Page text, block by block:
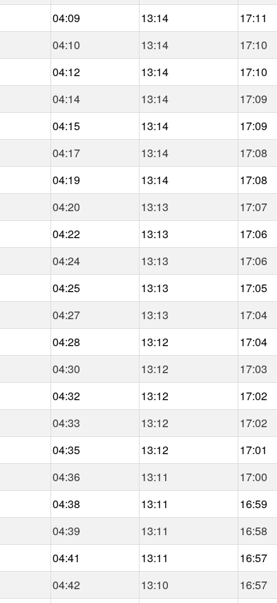
04:09 13:14 17:11
04:10 13:14 17:10
04:12 13:14 17:10
04:14 13:14 17:09
04:15 13:14 17:09
04:17 13:14 17:08
04:19 13:14 17:08
04:20 13:13 17:07
04:22 13:13 17:06
04:24 13:13 17:06
04:25 13:13 17:05
04:27 13:13 17:04
04:28 13:12 17:04
04:30 13:12 17:03
04:32 13:12 17:02
04:33 13:12 17:02
04:35 13:12 17:01
04:36 13:11 17:00
04:38 13:11 16:59
04:39 13:11 16:58
04:41 13:11 16:57
04:42 13:10 16:57